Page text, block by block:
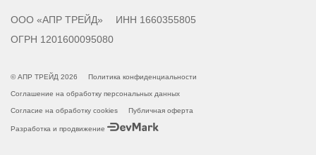
ООО «АПР ТРЕЙД»
ИНН 1660355805
ОГРН 1201600095080
© АПР ТРЕЙД 2026 Политика конфиденциальности
Соглашение на обработку персональных данных
Согласие на обработку cookies Публичная оферта
Разработка и продвижение